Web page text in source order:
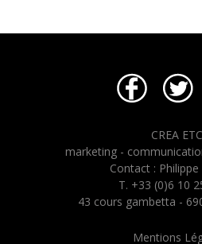
CREA
marketing -
Contact :
T. +33 (0)6 10
43 cours gambetta -
Mentions